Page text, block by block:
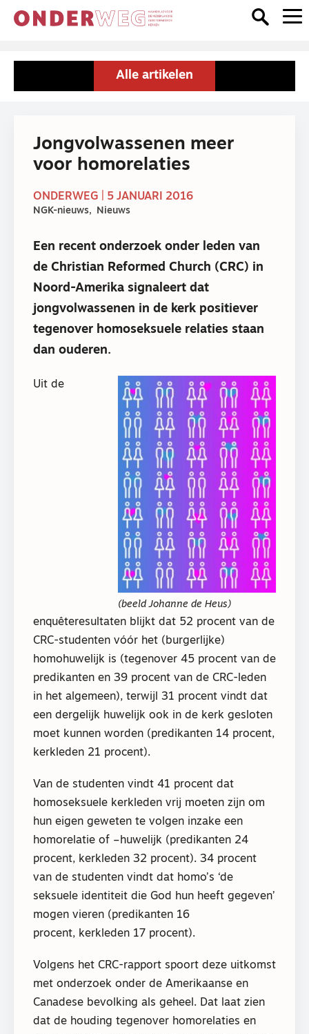
Alle artikelen
Jongvolwassenen meer
voor homorelaties
ONDERWEG | 5 JANUARI 2016
NGK-nieuws Nieuws
Een recent onderzoek onder leden van
de Christian Reformed Church (CRC) in
Noord-Amerika signaleert dat
jongvolwassenen in de kerk positiever
tegenover homoseksuele relaties staan
dan ouderen.
(beeld Johanne de Heus)
Uit de
enquêteresultaten blijkt dat 52 procent van de
CRC-studenten vóór het (burgerlijke)
homohuwelijk is (tegenover 45 procent van de
predikanten en 39 procent van de CRC-leden
in het algemeen), terwijl 31 procent vindt dat
een dergelijk huwelijk ook in de kerk gesloten
moet kunnen worden (predikanten 14 procent,
kerkleden 21 procent).
Van de studenten vindt 41 procent dat
homoseksuele kerkleden vrij moeten zijn om
hun eigen geweten te volgen inzake een
homorelatie of –huwelijk (predikanten 24
procent, kerkleden 32 procent). 34 procent
van de studenten vindt dat homo’s ‘de
seksuele identiteit die God hun heeft gegeven’
mogen vieren (predikanten 16
procent, kerkleden 17 procent).
Volgens het CRC-rapport spoort deze uitkomst
met onderzoek onder de Amerikaanse en
Canadese bevolking als geheel. Dat laat zien
dat de houding tegenover homorelaties en